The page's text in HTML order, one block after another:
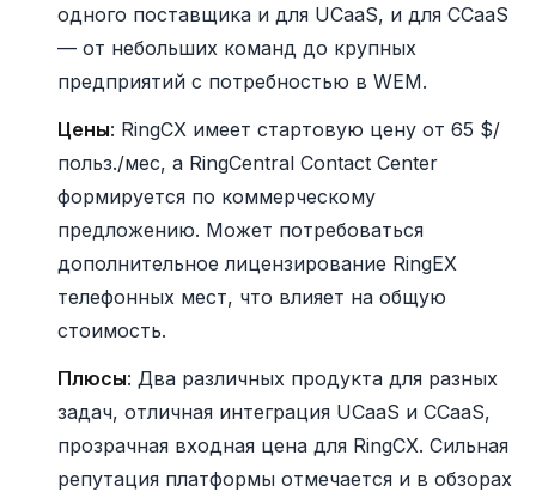
одного поставщика и для UCaaS, и для CCaaS
— от небольших команд до крупных
предприятий с потребностью в WEM.
Цены: RingCX имеет стартовую цену от 65 $/
польз./мес, а RingCentral Contact Center
формируется по коммерческому
предложению. Может потребоваться
дополнительное лицензирование RingEX
телефонных мест, что влияет на общую
стоимость.
Плюсы: Два различных продукта для разных
задач, отличная интеграция UCaaS и CCaaS,
прозрачная входная цена для RingCX. Сильная
репутация платформы отмечается и в обзорах